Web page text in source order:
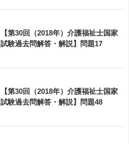
【第30回（2018年）介護福祉士国家
試験過去問解答・解説】問題17
【第30回（2018年）介護福祉士国家
試験過去問解答・解説】問題48